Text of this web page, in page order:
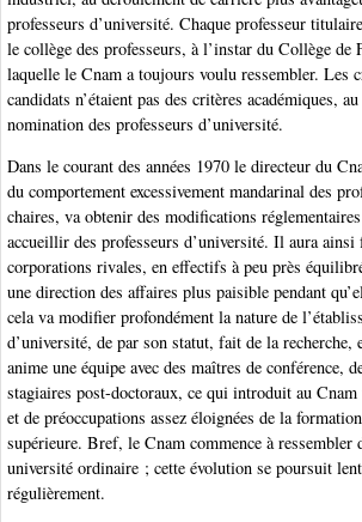
professeurs d’université. Chaque professeur
le collège des professeurs, à l’instar du Collège de
laquelle le Cnam a toujours voulu ressembler. Les
candidats n’étaient pas des critères académiques,
nomination des professeurs d’université.
Dans le courant des années 1970 le directeur du
du comportement excessivement mandarinal des
chaires, va obtenir des modifications
accueillir des professeurs d’université. Il aura ainsi
corporations rivales, en effectifs à peu près
une direction des affaires plus paisible pendant
cela va modifier profondément la nature de
d’université, de par son statut, fait de la recherche,
anime une équipe avec des maîtres de conférence,
stagiaires post-doctoraux, ce qui introduit au Cnam
et de préoccupations assez éloignées de la
supérieure. Bref, le Cnam commence à ressembler
université ordinaire ; cette évolution se poursuit
régulièrement.